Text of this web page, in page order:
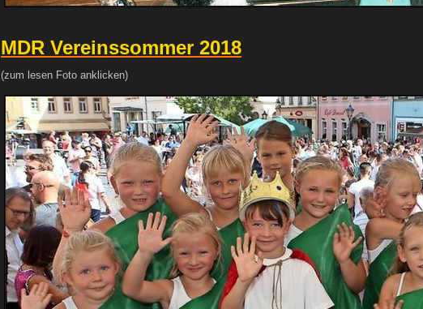
MDR Vereinssommer 2018
(zum lesen Foto anklicken)